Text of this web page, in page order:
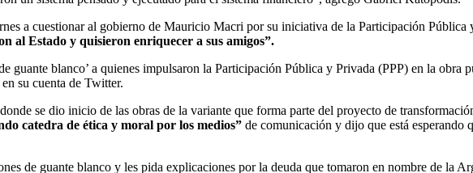
a cuestionar al gobierno de Mauricio Macri por su iniciativa de la Participación Pública
al Estado y quisieron enriquecer a sus amigos”.
guante blanco’ a quienes impulsaron la Participación Pública y Privada (PPP) en la
su cuenta de Twitter.
se dio inicio de las obras de la variante que forma parte del proyecto de
catedra de ética y moral por los medios” de comunicación y dijo que está esperando
de guante blanco y les pida explicaciones por la deuda que tomaron en nombre de la